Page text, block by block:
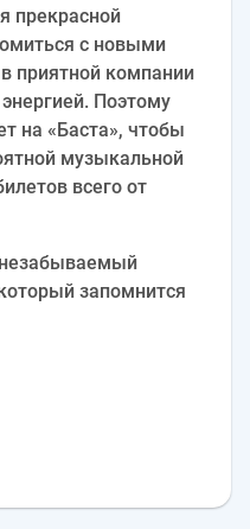
прекрасной
с новыми
приятной компании
Поэтому
на «Баста», чтобы
музыкальной
всего от
запомнится